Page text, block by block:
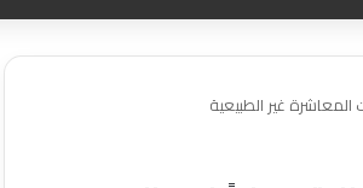
المعاشرة غير الطبيعية